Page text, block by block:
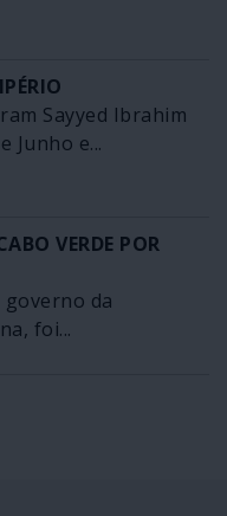
Sayyed Ibrahim
Junho e...
VERDE POR
governo da
foi...